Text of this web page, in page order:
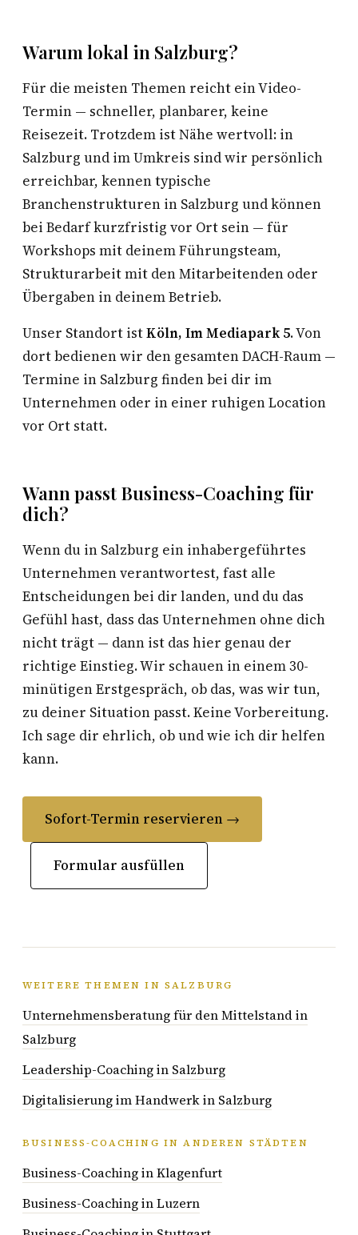
Warum lokal in Salzburg?
Für die meisten Themen reicht ein Video-
Termin — schneller, planbarer, keine
Reisezeit. Trotzdem ist Nähe wertvoll: in
Salzburg und im Umkreis sind wir persönlich
erreichbar, kennen typische
Branchenstrukturen in Salzburg und können
bei Bedarf kurzfristig vor Ort sein — für
Workshops mit deinem Führungsteam,
Strukturarbeit mit den Mitarbeitenden oder
Übergaben in deinem Betrieb.
Unser Standort istKöln, Im Mediapark 5. Von
dort bedienen wir den gesamten DACH-Raum —
Termine in Salzburg finden bei dir im
Unternehmen oder in einer ruhigen Location
vor Ort statt.
Wann passt Business-Coaching für
dich?
Wenn du in Salzburg ein inhabergeführtes
Unternehmen verantwortest, fast alle
Entscheidungen bei dir landen, und du das
Gefühl hast, dass das Unternehmen ohne dich
nicht trägt — dann ist das hier genau der
richtige Einstieg. Wir schauen in einem 30-
minütigen Erstgespräch, ob das, was wir tun,
zu deiner Situation passt. Keine Vorbereitung.
Ich sage dir ehrlich, ob und wie ich dir helfen
kann.
Sofort-Termin reservieren →
Formular ausfüllen
WEITERE THEMEN IN SALZBURG
Unternehmensberatung für den Mittelstand in
Salzburg
Leadership-Coaching in Salzburg
Digitalisierung im Handwerk in Salzburg
BUSINESS-COACHING IN ANDEREN STÄDTEN
Business-Coaching in Klagenfurt
Business-Coaching in Luzern